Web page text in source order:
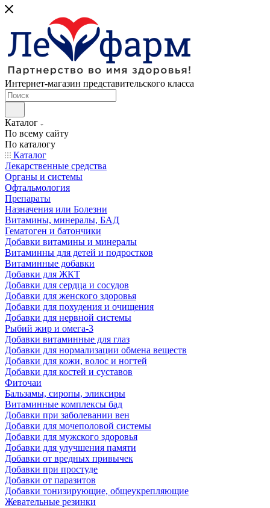
Интернет-магазин представительского класса
Каталог
По всему сайту
По каталогу
Каталог
Лекарственные средства
Органы и системы
Офтальмология
Препараты
Назначения или Болезни
Витамины, минералы, БАД
Гематоген и батончики
Добавки витамины и минералы
Витаминны для детей и подростков
Витаминные добавки
Добавки для ЖКТ
Добавки для сердца и сосудов
Добавки для женского здоровья
Добавки для похудения и очищения
Добавки для нервной системы
Рыбий жир и омега-3
Добавки витаминные для глаз
Добавки для нормализации обмена веществ
Добавки для кожи, волос и ногтей
Добавки для костей и суставов
Фиточаи
Бальзамы, сиропы, эликсиры
Витаминные комплексы бад
Добавки при заболевании вен
Добавки для мочеполовой системы
Добавки для мужского здоровья
Добавки для улучшения памяти
Добавки от вредных привычек
Добавки при простуде
Добавки от паразитов
Добавки тонизирующие, общеукрепляющие
Жевательные резинки